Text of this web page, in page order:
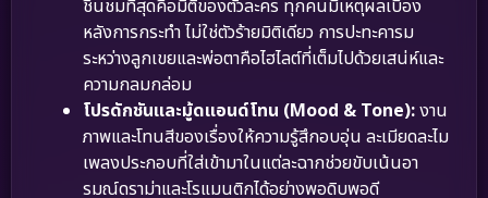
ชื่นชมที่สุดคือมิติของตัวละคร ทุกคนมีเหตุผลเบื้อง
หลังการกระทำ ไม่ใช่ตัวร้ายมิติเดียว การปะทะคารม
ระหว่างลูกเขยและพ่อตาคือไฮไลต์ที่เต็มไปด้วยเสน่ห์และ
ความกลมกล่อม
โปรดักชันและมู้ดแอนด์โทน (Mood & Tone):งาน
ภาพและโทนสีของเรื่องให้ความรู้สึกอบอุ่น ละเมียดละไม
เพลงประกอบที่ใส่เข้ามาในแต่ละฉากช่วยขับเน้นอา
รมณ์ดราม่าและโรแมนติกได้อย่างพอดิบพอดี